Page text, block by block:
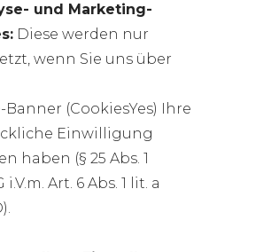
und Marketing-
Diese werden nur
wenn Sie uns über
Banner (CookiesYes) Ihre
Einwilligung
haben (§ 25 Abs. 1
i.V.m. Art. 6 Abs. 1 lit. a